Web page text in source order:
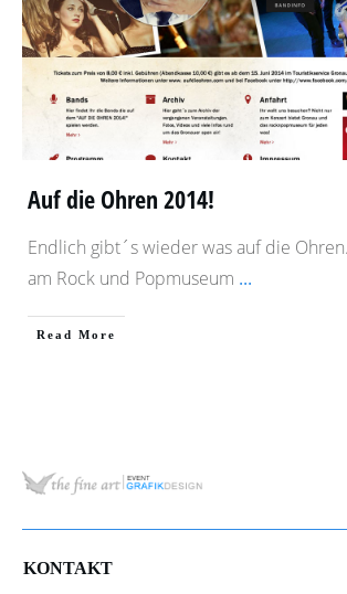
Auf die Ohren 2014!
Endlich gibt´s wieder was auf die
am Rock und Popmuseum ...
​Read More
KONTAKT